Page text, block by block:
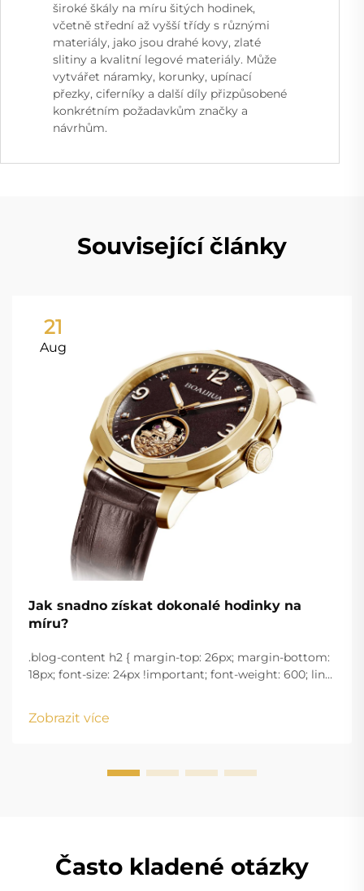
široké škály na míru šitých hodinek,
včetně střední až vyšší třídy s různými
materiály, jako jsou drahé kovy, zlaté
slitiny a kvalitní legové materiály. Může
vytvářet náramky, korunky, upínací
přezky, ciferníky a další díly přizpůsobené
konkrétním požadavkům značky a
návrhům.
Související články
21
Aug
Jak snadno získat dokonalé hodinky na
míru?
.blog-content h2 { margin-top: 26px; margin-bottom:
18px; font-size: 24px !important; font-weight: 600; line-
w...
Zobrazit více
Často kladené otázky